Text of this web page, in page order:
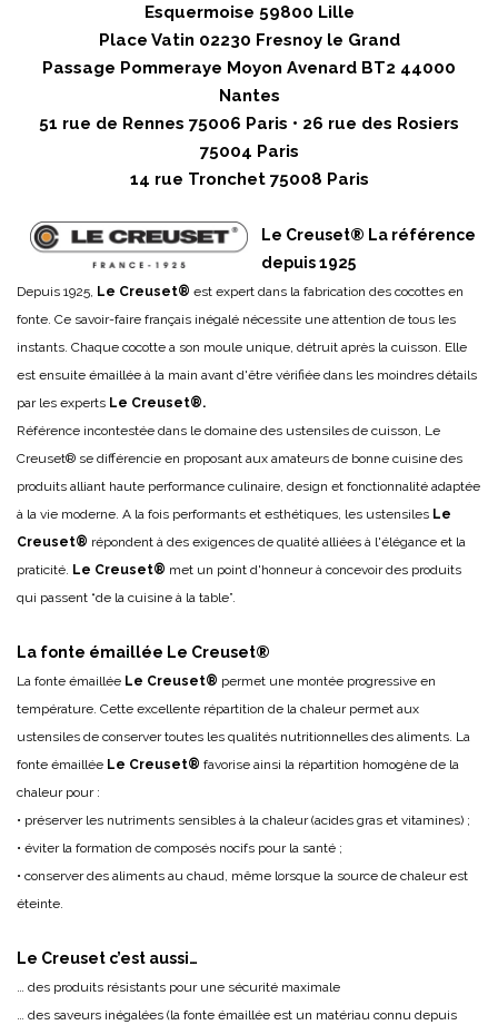
Esquermoise 59800 Lille
Place Vatin 02230 Fresnoy le Grand
Passage Pommeraye Moyon Avenard BT2 44000
Nantes
51 rue de Rennes 75006 Paris • 26 rue des Rosiers
75004 Paris
14 rue Tronchet 75008 Paris
Le Creuset® La référence
depuis 1925
Depuis 1925, Le Creuset® est expert dans la fabrication des cocottes en
fonte. Ce savoir-faire français inégalé nécessite une attention de tous les
instants. Chaque cocotte a son moule unique, détruit après la cuisson. Elle
est ensuite émaillée à la main avant d'être vérifiée dans les moindres détails
par les experts Le Creuset®.
Référence incontestée dans le domaine des ustensiles de cuisson, Le
Creuset® se différencie en proposant aux amateurs de bonne cuisine des
produits alliant haute performance culinaire, design et fonctionnalité adaptée
à la vie moderne. A la fois performants et esthétiques, les ustensiles Le
Creuset® répondent à des exigences de qualité alliées à l'élégance et la
praticité. Le Creuset® met un point d'honneur à concevoir des produits
qui passent “de la cuisine à la table”.
La fonte émaillée Le Creuset®
La fonte émaillée Le Creuset® permet une montée progressive en
température. Cette excellente répartition de la chaleur permet aux
ustensiles de conserver toutes les qualités nutritionnelles des aliments. La
fonte émaillée Le Creuset® favorise ainsi la répartition homogène de la
chaleur pour :
• préserver les nutriments sensibles à la chaleur (acides gras et vitamines) ;
• éviter la formation de composés nocifs pour la santé ;
• conserver des aliments au chaud, même lorsque la source de chaleur est
éteinte.
Le Creuset c’est aussi…
… des produits résistants pour une sécurité maximale
… des saveurs inégalées (la fonte émaillée est un matériau connu depuis